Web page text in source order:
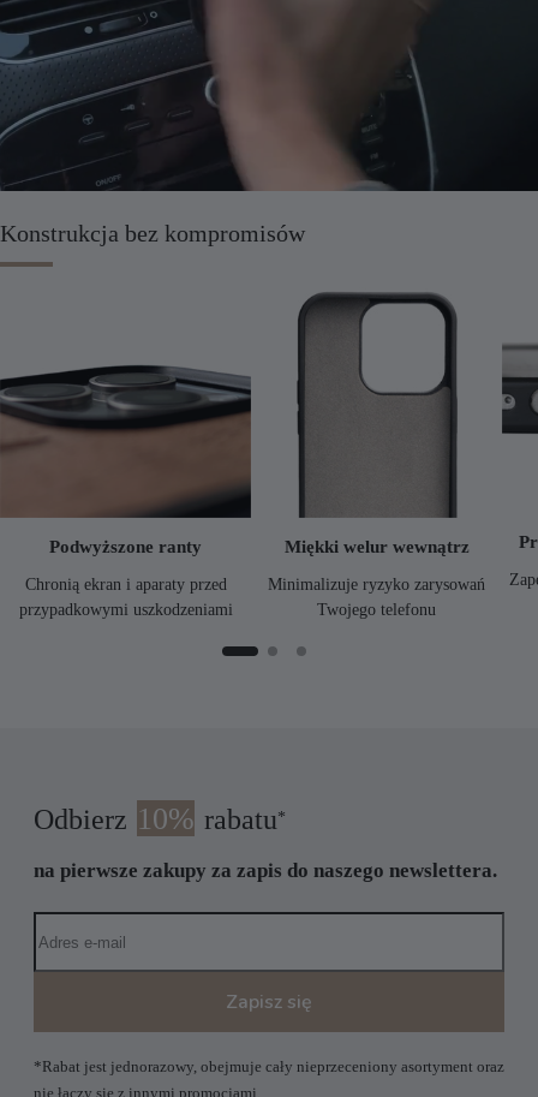
Konstrukcja bez kompromisów
Podwyższone ranty
Chronią ekran i aparaty przed
przypadkowymi uszkodzeniami
Miękki welur wewnątrz
Minimalizuje ryzyko zarysowań
Twojego telefonu
Odbierz 10% rabatu*
na pierwsze zakupy za zapis do naszego newslettera.
Zapisz się
*Rabat jest jednorazowy, obejmuje cały nieprzeceniony asortyment oraz
nie łączy się z innymi promocjami.